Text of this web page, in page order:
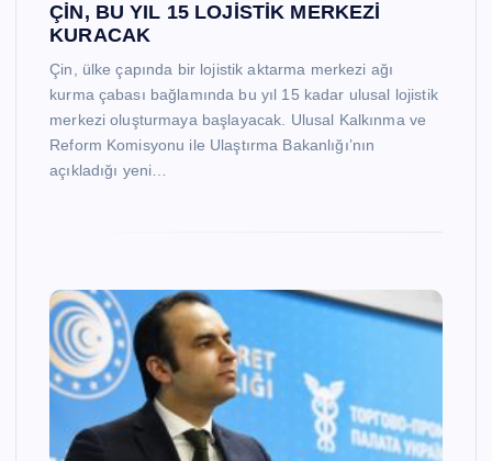
ÇİN, BU YIL 15 LOJİSTİK MERKEZİ
KURACAK
Çin, ülke çapında bir lojistik aktarma merkezi ağı
kurma çabası bağlamında bu yıl 15 kadar ulusal lojistik
merkezi oluşturmaya başlayacak. Ulusal Kalkınma ve
Reform Komisyonu ile Ulaştırma Bakanlığı’nın
açıkladığı yeni…